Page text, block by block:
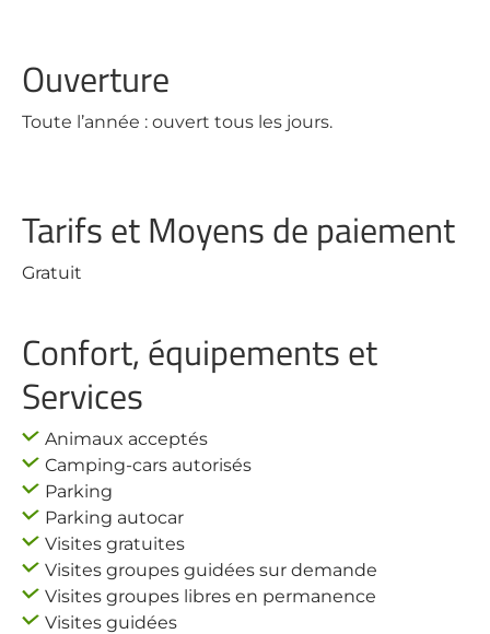
Ouverture
Toute l’année : ouvert tous les jours.
Tarifs et Moyens de paiement
Gratuit
Confort, équipements et
Services
Animaux acceptés
Camping-cars autorisés
Parking
Parking autocar
Visites gratuites
Visites groupes guidées sur demande
Visites groupes libres en permanence
Visites guidées